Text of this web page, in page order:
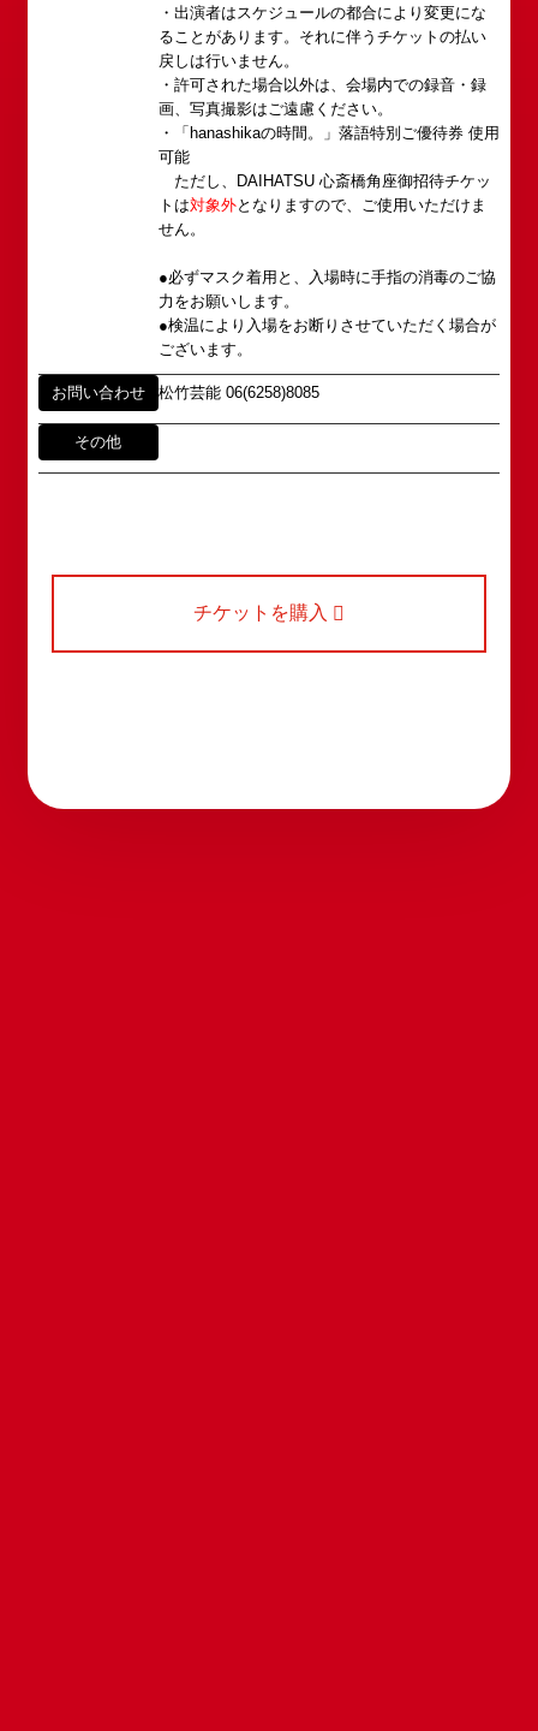
・出演者はスケジュールの都合により変更にな
ることがあります。それに伴うチケットの払い
戻しは行いません。
・許可された場合以外は、会場内での録音・録
画、写真撮影はご遠慮ください。
・「hanashikaの時間。」落語特別ご優待券 使用
可能
ただし、DAIHATSU 心斎橋角座御招待チケッ
トは対象外となりますので、ご使用いただけま
せん。
●必ずマスク着用と、入場時に手指の消毒のご協
力をお願いします。
●検温により入場をお断りさせていただく場合が
ございます。
お問い合わせ 松竹芸能 06(6258)8085
その他
チケットを購入 
DAIHATSU
心斎橋角座トップ
公演情報
角座とは
お問い合わせ
その後、「角座」の名称は、松竹(株)の直営映画館
(大阪市中央区)や
弊社直営の劇場「B1角座」(大阪市中央区)に引き継
がれていましたが、
2008年の角座ビル(大阪市中央区)の閉館と共に、
消滅致しました。
この由緒ある名称を、日本のエンタテインメントの
中心である東京・大阪で復活させ、 新たな歴史を
スタートさせたいと考えております。
この劇場から、日本を代表するエンタテインナーが
続々と輩出され、文化の発展に寄与できるものと考
えております。
2011年5月14日 新宿角座 開業
2019年1月1日 心斎橋角座 開業
イベント出演依頼のお問い合わせ
以下のページからお問い合わせ願います。
イベント出演依頼メール送信フォーム
https://www.shochikugeino.co.jp/event/form/
タレントへのファンメール
fanmail@shochikugeino.jp
ホームページに関するご意見・ご感想（※）
webmaster@shochikugeino.jp
※イベント内容・出演者等に関するお問い合わせ・
ご意見・ご感想は各イベントのお問い合わせ先電話
番号へお問い合わせください。
※内容によっては弊社からの回答を控えさせていた
だく場合もございます。予めご了承の上お問い合わ
せください。